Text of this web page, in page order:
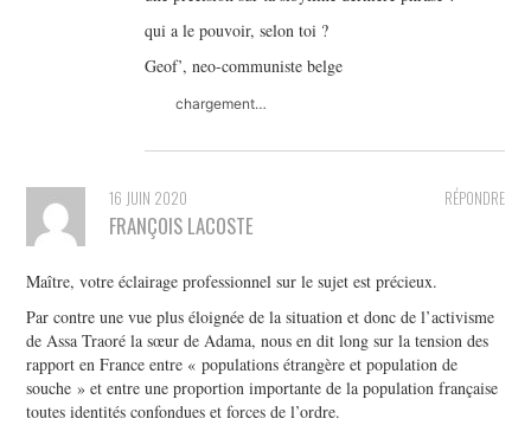
qui a le pouvoir, selon toi ?
Geof’, neo-communiste belge
chargement…
RÉPONDRE
16 JUIN 2020
FRANÇOIS LACOSTE
Maître, votre éclairage professionnel sur le sujet est précieux.
Par contre une vue plus éloignée de la situation et donc de l’activisme
de Assa Traoré la sœur de Adama, nous en dit long sur la tension des
rapport en France entre « populations étrangère et population de
souche » et entre une proportion importante de la population française
toutes identités confondues et forces de l’ordre.